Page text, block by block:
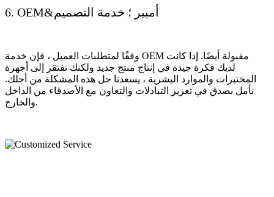
6. OEM&أمبير ؛ خدمة التصميم
وفقًا لمتطلبات العميل ، فإن خدمة OEM مقبولة أيضًا. إذا كانت
لديك فكرة جيدة في إنتاج منتج جديد ولكنك تفتقر إلى أجهزة
المختبرات والموارد البشرية ، يسعدنا حل هذه المشكلة من أجلك.
نأمل بصدق في تعزيز التبادلات والتعاون مع الأصدقاء من الداخل
والخارج.